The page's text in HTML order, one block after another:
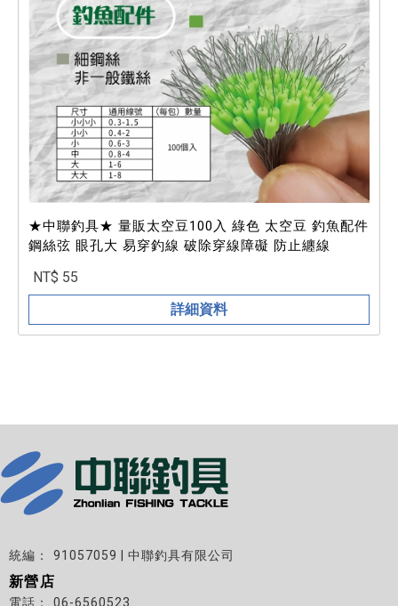
★中聯釣具★ 量販太空豆100入 綠色 太空豆 釣魚配件
鋼絲弦 眼孔大 易穿釣線 破除穿線障礙 防止纏線
NT$ 55
詳細資料
91057059 | 中聯釣具有限公司
新營店
06-6560523